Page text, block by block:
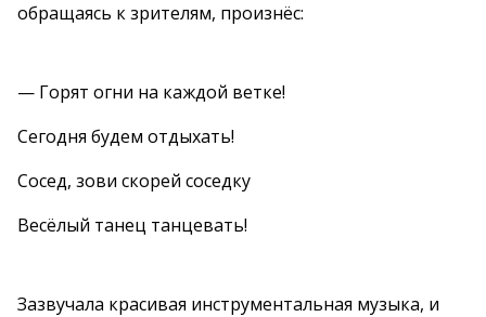
обращаясь к зрителям, произнёс:
— Горят огни на каждой ветке!
Сегодня будем отдыхать!
Сосед, зови скорей соседку
Весёлый танец танцевать!
Зазвучала красивая инструментальная музыка, и